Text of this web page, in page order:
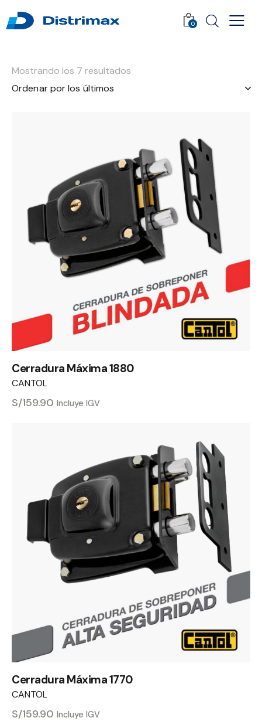
0
Mostrando los 7 resultados
Cerradura Máxima 1880
CANTOL
S/159.90 Incluye IGV
Cerradura Máxima 1770
CANTOL
S/159.90 Incluye IGV